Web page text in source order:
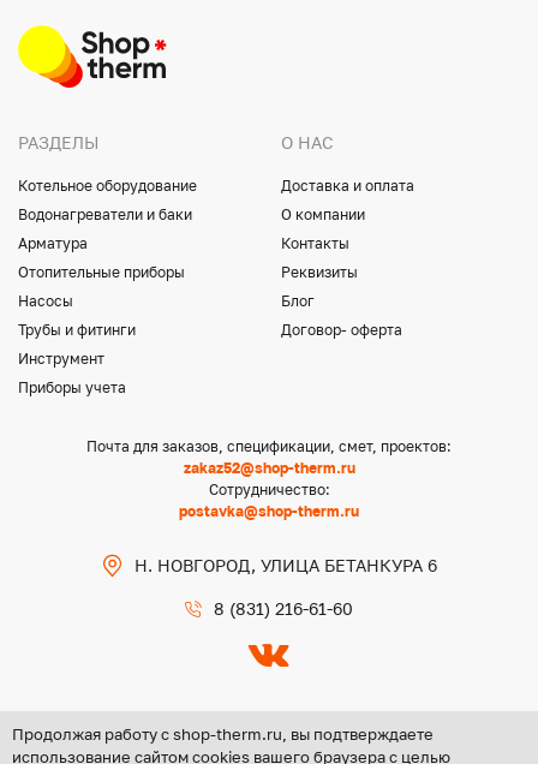
РАЗДЕЛЫ
Котельное оборудование
Водонагреватели и баки
Арматура
Отопительные приборы
Насосы
Трубы и фитинги
Инструмент
Приборы учета
О НАС
Доставка и оплата
О компании
Контакты
Реквизиты
Блог
Договор- оферта
Почта для заказов, спецификации, смет, проектов:
zakaz52@shop-therm.ru
Сотрудничество:
postavka@shop-therm.ru
Н. НОВГОРОД, УЛИЦА БЕТАНКУРА 6
8 (831) 216-61-60
Продолжая работу с shop-therm.ru, вы подтверждаете
использование сайтом cookies вашего браузера с целью